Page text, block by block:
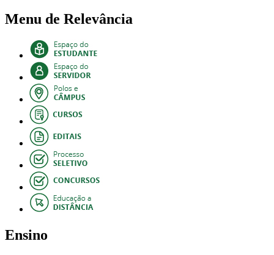
Menu de Relevância
Ensino